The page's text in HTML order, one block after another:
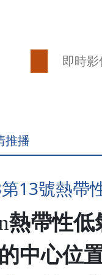
即時影
推播
13號熱帶
熱帶性低
中心位